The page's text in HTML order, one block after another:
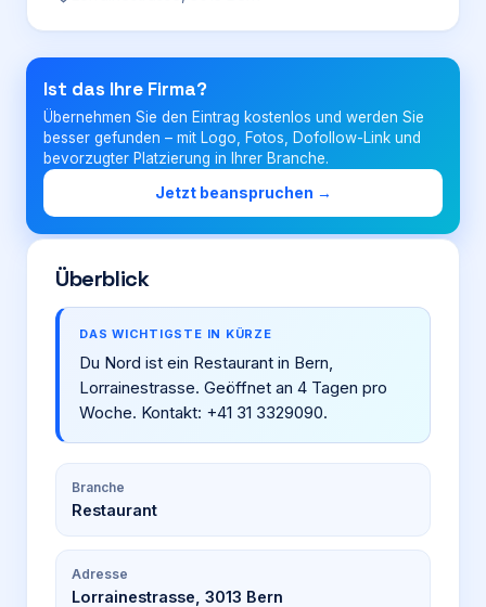
Login
Firma eintragen
Ist das Ihre Firma?
Übernehmen Sie den Eintrag kostenlos und werden Sie
besser gefunden – mit Logo, Fotos, Dofollow-Link und
bevorzugter Platzierung in Ihrer Branche.
Jetzt beanspruchen →
Überblick
DAS WICHTIGSTE IN KÜRZE
Du Nord ist ein Restaurant in Bern,
Lorrainestrasse. Geöffnet an 4 Tagen pro
Woche. Kontakt: +41 31 3329090.
Branche
Restaurant
Adresse
Lorrainestrasse, 3013 Bern